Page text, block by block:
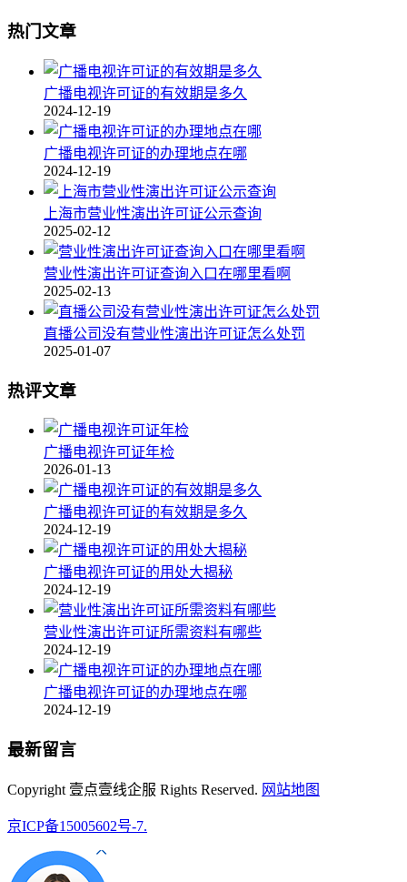
热门文章
广播电视许可证的有效期是多久
2024-12-19
广播电视许可证的办理地点在哪
2024-12-19
上海市营业性演出许可证公示查询
2025-02-12
营业性演出许可证查询入口在哪里看啊
2025-02-13
直播公司没有营业性演出许可证怎么处罚
2025-01-07
热评文章
广播电视许可证年检
2026-01-13
广播电视许可证的有效期是多久
2024-12-19
广播电视许可证的用处大揭秘
2024-12-19
营业性演出许可证所需资料有哪些
2024-12-19
广播电视许可证的办理地点在哪
2024-12-19
最新留言
Copyright 壹点壹线企服 Rights Reserved. 网站地图
京ICP备15005602号-7.